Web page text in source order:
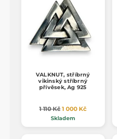
VALKNUT, stříbrný
vikinský stříbrný
přívěsek, Ag 925
1 110 Kč 1 000 Kč
Skladem